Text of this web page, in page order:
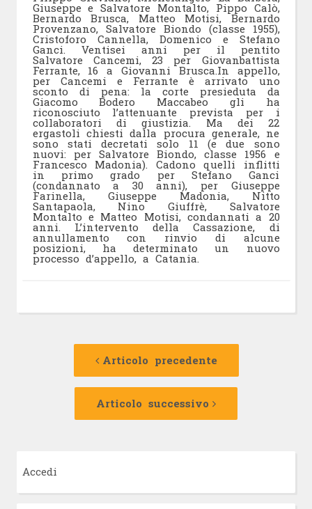
Giuseppe e Salvatore Montalto, Pippo Calò,
Bernardo Brusca, Matteo Motisi, Bernardo
Provenzano, Salvatore Biondo (classe 1955),
Cristoforo Cannella, Domenico e Stefano
Ganci. Ventisei anni per il pentito
Salvatore Cancemi, 23 per Giovanbattista
Ferrante, 16 a Giovanni Brusca.In appello,
per Cancemi e Ferrante è arrivato uno
sconto di pena: la corte presieduta da
Giacomo Bodero Maccabeo gli ha
riconosciuto l’attenuante prevista per i
collaboratori di giustizia. Ma dei 22
ergastoli chiesti dalla procura generale, ne
sono stati decretati solo 11 (e due sono
nuovi: per Salvatore Biondo, classe 1956 e
Francesco Madonia). Cadono quelli inflitti
in primo grado per Stefano Ganci
(condannato a 30 anni), per Giuseppe
Farinella, Giuseppe Madonia, Nitto
Santapaola, Nino Giuffrè, Salvatore
Montalto e Matteo Motisi, condannati a 20
anni. L’intervento della Cassazione, di
annullamento con rinvio di alcune
posizioni, ha determinato un nuovo
processo d’appello, a Catania.
Navigazione
Articolo precedente
Articolo
Articolo successivo
Articolo
Accedi